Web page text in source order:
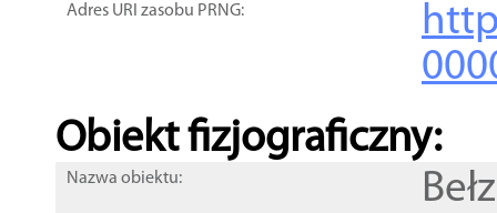
Adres URI zasobu PRNG:
Obiekt fizjograficzny:
Nazwa obiektu: